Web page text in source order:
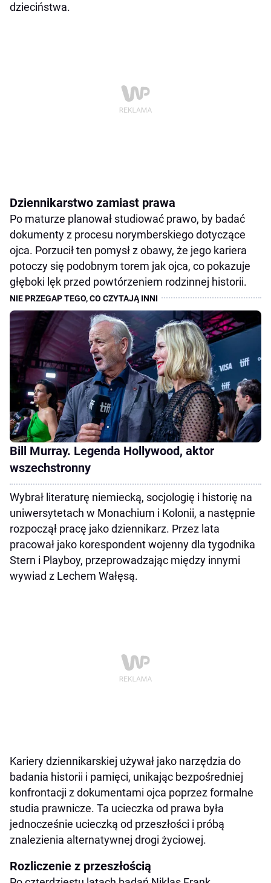
dzieciństwa.
Dziennikarstwo zamiast prawa
Po maturze planował studiować prawo, by badać
dokumenty z procesu norymberskiego dotyczące
ojca. Porzucił ten pomysł z obawy, że jego kariera
potoczy się podobnym torem jak ojca, co pokazuje
głęboki lęk przed powtórzeniem rodzinnej historii.
Bill Murray. Legenda Hollywood, aktor
wszechstronny
Wybrał literaturę niemiecką, socjologię i historię na
uniwersytetach w Monachium i Kolonii, a następnie
rozpoczął pracę jako dziennikarz. Przez lata
pracował jako korespondent wojenny dla tygodnika
Stern i Playboy, przeprowadzając między innymi
wywiad z Lechem Wałęsą.
Kariery dziennikarskiej używał jako narzędzia do
badania historii i pamięci, unikając bezpośredniej
konfrontacji z dokumentami ojca poprzez formalne
studia prawnicze. Ta ucieczka od prawa była
jednocześnie ucieczką od przeszłości i próbą
znalezienia alternatywnej drogi życiowej.
Rozliczenie z przeszłością